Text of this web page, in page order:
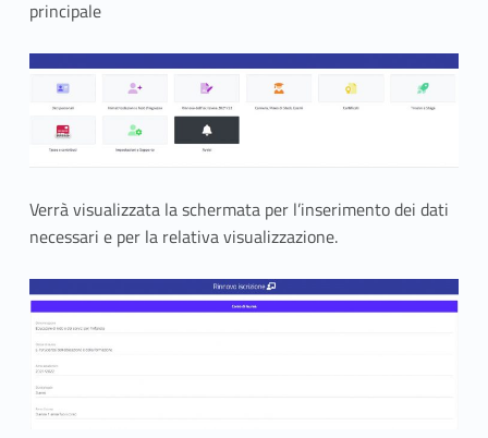
a
r
’
i
s
c
r
i
principale
Verrà visualizzata la schermata per l’inserimento dei dati
necessari e per la relativa visualizzazione.